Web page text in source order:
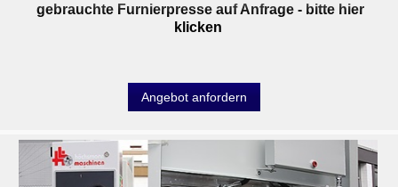
gebrauchte Furnierpresse auf Anfrage- bitte hier
klicken
Angebot anfordern